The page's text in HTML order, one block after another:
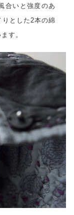
合いと強度のあ
とした2本の綿
す。